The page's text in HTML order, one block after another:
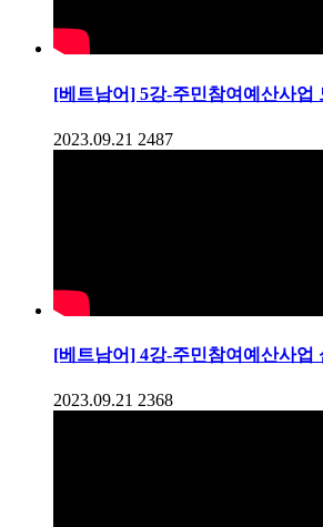
[베트남어] 5강-주민참여예산사업
2023.09.21 2487
[베트남어] 4강-주민참여예산사업
2023.09.21 2368